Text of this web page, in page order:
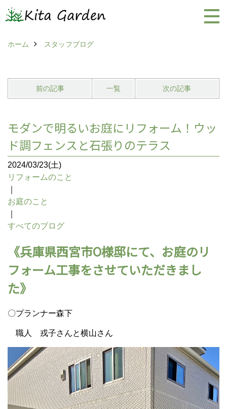
ホーム スタッフブログ
前の記事 一覧 次の記事
モダンで明るいお庭にリフォーム！ウッ
ド調フェンスと石張りのテラス
2024/03/23(土)
リフォームのこと
お庭のこと
すべてのブログ
《兵庫県西宮市O様邸にて、お庭のリ
フォーム工事をさせていただきまし
た》
〇プランナー森下
職人 戎子さんと横山さん